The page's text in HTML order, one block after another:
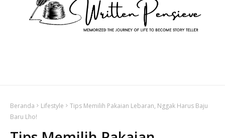
Beranda Lifestyle
Tips Memilih Pakaian Lebaran, Nggak Harus Baju
Baru Lho!